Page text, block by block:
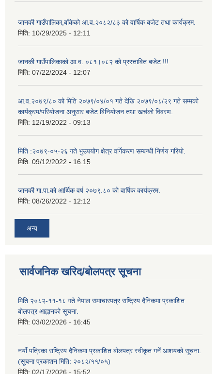
जानकी गाउँपालिका,बाँकेको आ.व.२०८२/८३ को वार्षिक बजेट तथा कार्यक्रम.
मिति: 10/29/2025 - 12:11
जानकी गाउँपालिकाको आ.व. ०८१।०८२ को प्रस्तावित बजेट !!!
मिति: 07/22/2024 - 12:07
आ.व.२०७९/८० को मिति २०७९/०४/०१ गते देखि २०७९/०८/२९ गते सम्मको
कार्यक्रम/परियोजना अनुसार बजेट बिनियोजन तथा खर्चको विवरण.
मिति: 12/19/2022 - 09:13
मिति :२०७९-०५-२६ गते भुउपयोग क्षेत्र वर्गिकरण सम्बन्धी निर्णय गरियो.
मिति: 09/12/2022 - 16:15
जानकी गा.पा.को आर्थिक वर्ष २०७९.८० को वार्षिक कार्यक्रम.
मिति: 08/26/2022 - 12:12
अन्य
सार्वजनिक खरिद/बोलपत्र सूचना
मिति २०८२-११-१८ गते नेपाल समाचारपत्र राष्ट्रिय दैनिकमा प्रकाशित
बोलपत्र आह्वानको सूचना.
मिति: 03/02/2026 - 16:45
नयाँ पत्रिका राष्ट्रिय दैनिकमा प्रकाशित बोलपत्र स्वीकृत गर्ने आशयको सूचना.
(सूचना प्रकाशन मिति: २०८२/११/०५)
मिति: 02/17/2026 - 15:52